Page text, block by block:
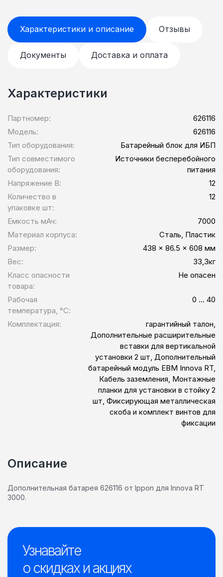
Характеристики и описание Отзывы
Документы Доставка и оплата
Характеристики
Партномер:
626116
Модель:
626116
Тип оборудования:
Батарейный блок для ИБП
Тип совместимого
оборудования:
Источники бесперебойного
питания
Напряжение В:
12
Количество в
упаковке шт:
12
Емкость мАч:
7000
Материал корпуса:
Сталь, Пластик
Размер:
438 x 86.5 x 608 мм
Вес:
33,3кг
Класс опасности
товара:
Не опасен
Рабочая
температура, °С:
0 … 40
Комплектация:
гарантийный талон,
Дополнительные расширительные
вставки для вертикальной
установки 2 шт, Дополнительный
батарейный модуль EBM Innova RT,
Кабель заземления, Монтажные
планки для установки в стойку 2
шт, Фиксирующая металлическая
скоба и комплект винтов для
фиксации
Описание
Дополнительная батарея 626116 от Ippon для Innova RT
3000.
Узнавайте
о скидках и акциях